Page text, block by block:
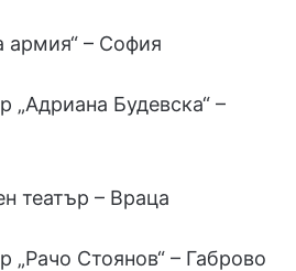
армия“ – София
„Адриана Будевска“ –
театър – Враца
„Рачо Стоянов“ – Габрово